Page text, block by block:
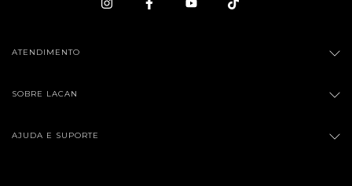
ATENDIMENTO
SOBRE LACAN
AJUDA E SUPORTE